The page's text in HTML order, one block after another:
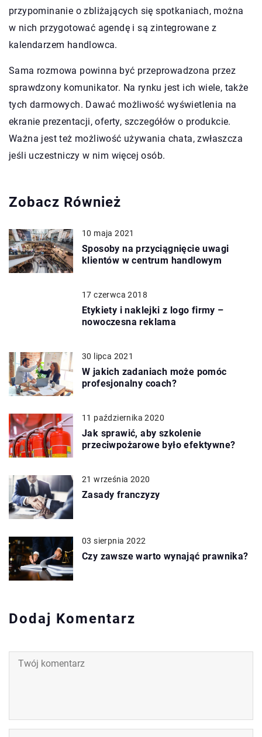
przypominanie o zbliżających się spotkaniach, można
w nich przygotować agendę i są zintegrowane z
kalendarzem handlowca.
Sama rozmowa powinna być przeprowadzona przez
sprawdzony komunikator. Na rynku jest ich wiele, także
tych darmowych. Dawać możliwość wyświetlenia na
ekranie prezentacji, oferty, szczegółów o produkcie.
Ważna jest też możliwość używania chata, zwłaszcza
jeśli uczestniczy w nim więcej osób.
Zobacz Również
10 maja 2021
Sposoby na przyciągnięcie uwagi
klientów w centrum handlowym
17 czerwca 2018
Etykiety i naklejki z logo firmy –
nowoczesna reklama
30 lipca 2021
W jakich zadaniach może pomóc
profesjonalny coach?
11 października 2020
Jak sprawić, aby szkolenie
przeciwpożarowe było efektywne?
21 września 2020
Zasady franczyzy
03 sierpnia 2022
Czy zawsze warto wynająć prawnika?
Dodaj Komentarz